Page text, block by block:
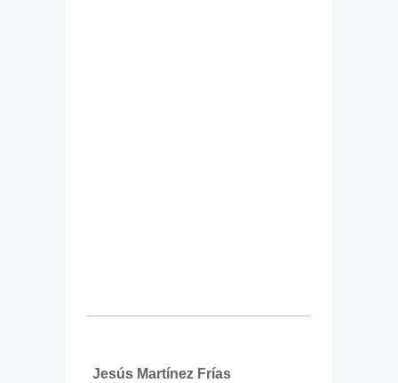
Jesús Martínez Frías